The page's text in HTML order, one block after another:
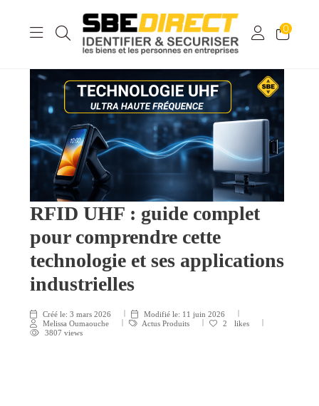
0
RFID UHF : guide complet
pour comprendre cette
technologie et ses applications
industrielles
Créé le: 3 mars 2026 Modifié le: 11 juin 2026
Melissa Oumaouche
Actus Produits 2
likes
3807 views